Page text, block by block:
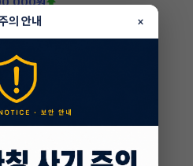
7인승 시그니처 그래비티
원 X
원
전
보 HEV 2WD 6인승 캘리그래피
의 안내 ×